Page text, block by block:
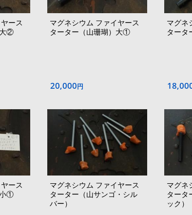
ース
②
マグネシウム ファイヤース
ターター（山珊瑚）大①
20,000円
マグネ
ター
ース
①
マグネシウム ファイヤース
ターター（山サンゴ・シル
バー）
マグネ
タータ
ック）